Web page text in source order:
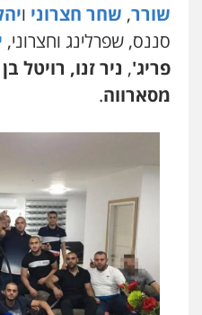
שורר, שחר חצרוני ו
סננס, שפרלינג וחצרוני,
פריג', ניר זנו, רויטל
מסארווה.